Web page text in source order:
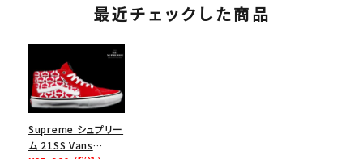
最近チェックした商品
Supreme シュプリー
ム 21SS Vans